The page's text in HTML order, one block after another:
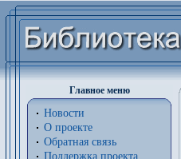
Главное меню
Новости
О проекте
Обратная связь
Поддержка проекта